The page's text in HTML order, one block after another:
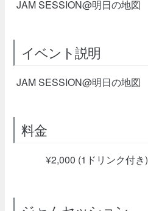
JAM SESSION@明日の地図
イベント説明
JAM SESSION@明日の地図
料金
¥2,000 (1ドリンク付き)